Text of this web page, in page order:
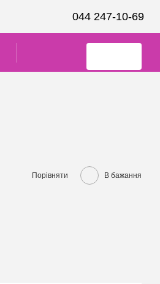
044 247-10-69
Порівняти В бажання